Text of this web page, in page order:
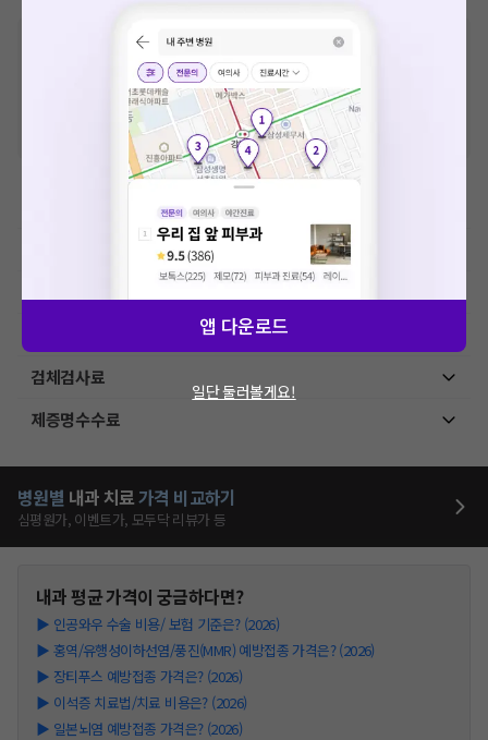
비급여 항목의 경우,
추가비용 등으로 실제 가격과 상이할 수 있으니, 정확
한 가격은 해당 의료기관에 직접 문의해주세요.
급여 항목의 경우,건강보험심사평가원에 고지되어 있는 급여 진료 기준 가
격입니다. (진료와 연관된 복합적인 비용이 추가되어, 병원마다 금액이 다르게
산정될 수 있는 점 참고 바랍니다.)
※ 이벤트가, 할인가는
VAT 포함
검체검사료
제증명수수료
병원별 내과 치료가격 비교하기
심평원가, 이벤트가, 모두닥 리뷰가 등
내과평균 가격이 궁금하다면?
▶ 인공와우 수술 비용/ 보험 기준은? (2026)
▶ 홍역/유행성이하선염/풍진(MMR) 예방접종 가격은? (2026)
▶ 장티푸스 예방접종 가격은? (2026)
▶ 이석증 치료법/치료 비용은? (2026)
▶ 일본뇌염 예방접종 가격은? (2026)
앱 다운로드
일단 둘러볼게요!